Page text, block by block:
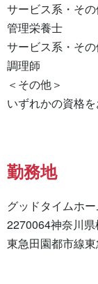
サービス系・そ
管理栄養士
サービス系・そ
調理師
＜その他＞
いずれかの資格
勤務地
グッドタイムホ
2270064神奈川
東急田園都市線